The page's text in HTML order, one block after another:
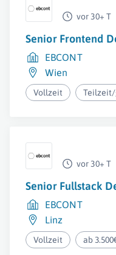
vor 30+ T
Senior Frontend
EBCONT
Wien
Vollzeit
vor 30+ T
Senior Fullstack
EBCONT
Linz
Vollzeit ab